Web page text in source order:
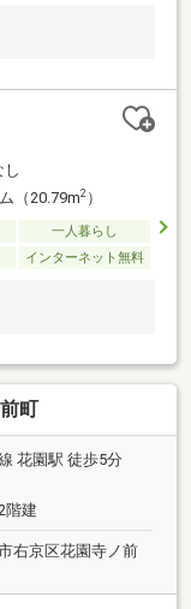
し
（20.79m2）
一人暮らし
インターネット無料
町
花園駅 徒歩5分
階建
右京区花園寺ノ前